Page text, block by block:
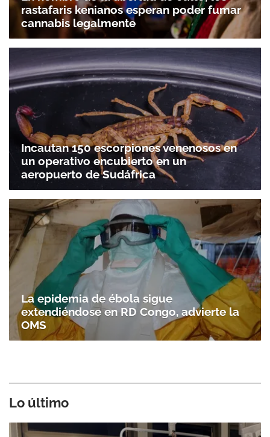
rastafaris kenianos esperan poder fumar
cannabis legalmente
Incautan 150 escorpiones venenosos en
un operativo encubierto en un
aeropuerto de Sudáfrica
La epidemia de ébola sigue
extendiéndose en RD Congo, advierte la
OMS
Lo último